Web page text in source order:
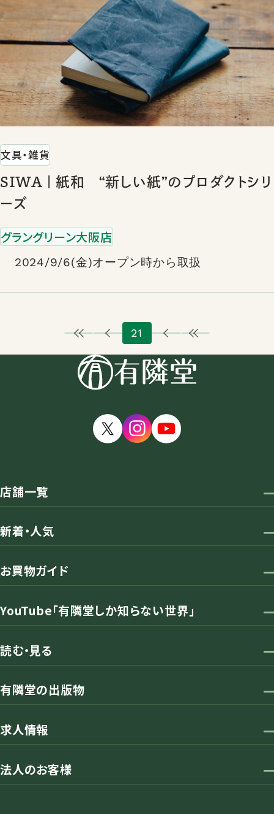
文具・雑貨
SIWA | 紙和 “新しい紙”のプロダクトシリ
ーズ
グラングリーン大阪店
2024/9/6(金)オープン時から取扱
21
店舗一覧
新着・人気
お買物ガイド
YouTube「有隣堂しか知らない世界」
読む・見る
有隣堂の出版物
求人情報
法人のお客様